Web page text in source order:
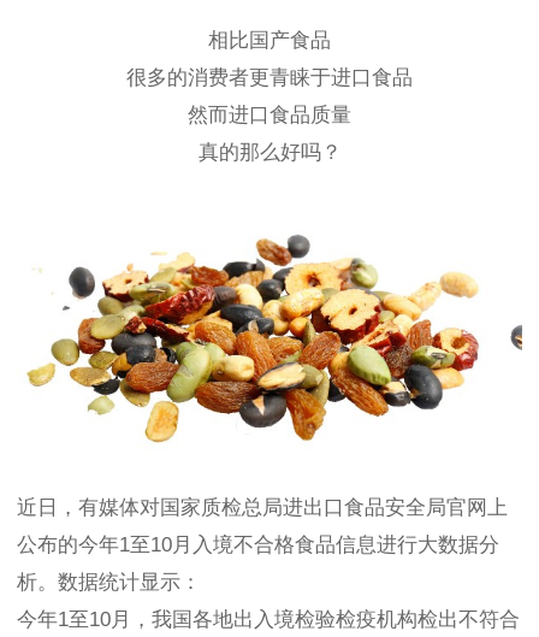
相比国产食品
很多的消费者更青睐于进口食品
然而进口食品质量
真的那么好吗？
近日，有媒体对国家质检总局进出口食品安全局官网上
公布的今年1至10月入境不合格食品信息进行大数据分
析。数据统计显示：
今年1至10月，我国各地出入境检验检疫机构检出不符合